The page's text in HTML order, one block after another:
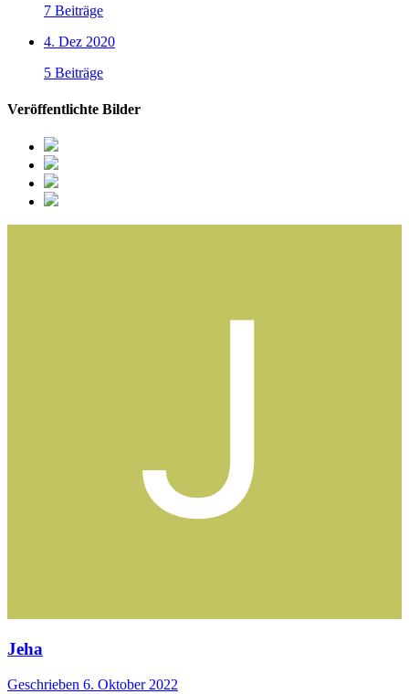
7 Beiträge
4. Dez 2020
5 Beiträge
Veröffentlichte Bilder
Jeha
Geschrieben 6. Oktober 2022